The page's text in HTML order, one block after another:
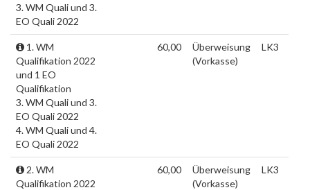
3. WM Quali und 3.
EO Quali 2022
1. WM
Qualifikation 2022
und 1 EO
Qualifikation
3. WM Quali und 3.
EO Quali 2022
4. WM Quali und 4.
EO Quali 2022
60,00
Überweisung
(Vorkasse)
LK3
2. WM
Qualifikation 2022
60,00
Überweisung
(Vorkasse)
LK3